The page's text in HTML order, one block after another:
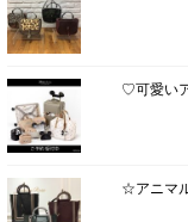
♡可愛い
☆アニマ